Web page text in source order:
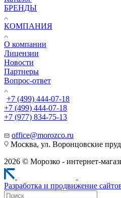
БРЕНДЫ
КОМПАНИЯ
О компании
Лицензии
Новости
Партнеры
Вопрос-ответ
+7 (499) 444-07-18
+7 (499) 444-07-18
+7 (977) 834-75-13
office@morozco.ru
Москва, ул. Воронцовские
2026 © Морозко - интернет-
Разработка и продвижение